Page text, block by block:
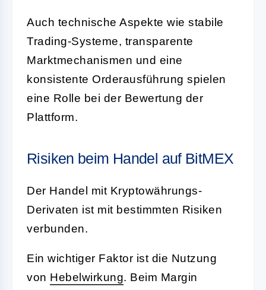
Auch technische Aspekte wie stabile
Trading-Systeme, transparente
Marktmechanismen und eine
konsistente Orderausführung spielen
eine Rolle bei der Bewertung der
Plattform.
Risiken beim Handel auf BitMEX
Der Handel mit Kryptowährungs-
Derivaten ist mit bestimmten Risiken
verbunden.
Ein wichtiger Faktor ist die Nutzung
von Hebelwirkung. Beim Margin